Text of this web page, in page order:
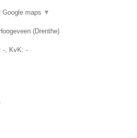
Google maps ▼
(Drenthe)
-, KvK: -